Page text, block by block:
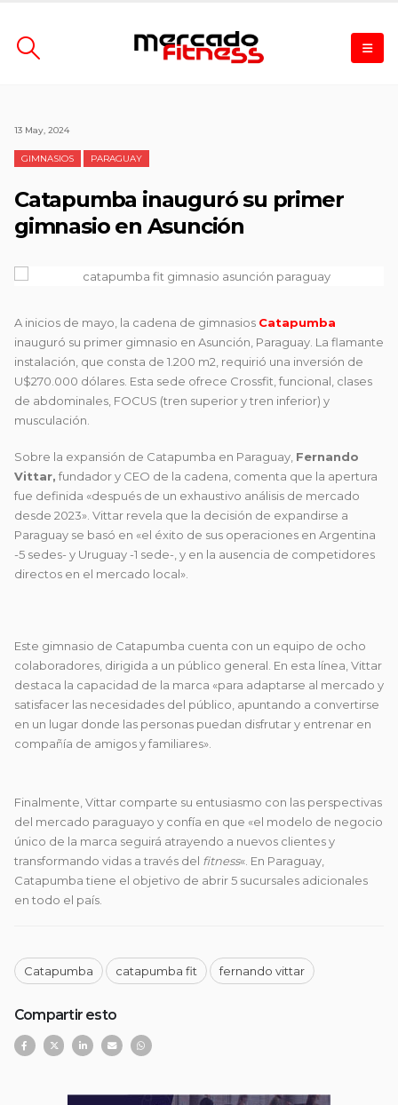
13 May, 2024
GIMNASIOS PARAGUAY
Catapumba inauguró su primer
gimnasio en Asunción
A inicios de mayo, la cadena de gimnasios Catapumba
inauguró su primer gimnasio en Asunción, Paraguay. La flamante
instalación, que consta de 1.200 m2, requirió una inversión de
U$270.000 dólares. Esta sede ofrece Crossfit, funcional, clases
de abdominales, FOCUS (tren superior y tren inferior) y
musculación.
Sobre la expansión de Catapumba en Paraguay, Fernando
Vittar, fundador y CEO de la cadena, comenta que la apertura
fue definida «después de un exhaustivo análisis de mercado
desde 2023». Vittar revela que la decisión de expandirse a
Paraguay se basó en «el éxito de sus operaciones en Argentina
-5 sedes- y Uruguay -1 sede-, y en la ausencia de competidores
directos en el mercado local».
Este gimnasio de Catapumba cuenta con un equipo de ocho
colaboradores, dirigida a un público general. En esta línea, Vittar
destaca la capacidad de la marca «para adaptarse al mercado y
satisfacer las necesidades del público, apuntando a convertirse
en un lugar donde las personas puedan disfrutar y entrenar en
compañía de amigos y familiares».
Finalmente, Vittar comparte su entusiasmo con las perspectivas
del mercado paraguayo y confía en que «el modelo de negocio
único de la marca seguirá atrayendo a nuevos clientes y
transformando vidas a través del fitness«. En Paraguay,
Catapumba tiene el objetivo de abrir 5 sucursales adicionales
en todo el país.
Catapumba catapumba fit fernando vittar
Compartir esto